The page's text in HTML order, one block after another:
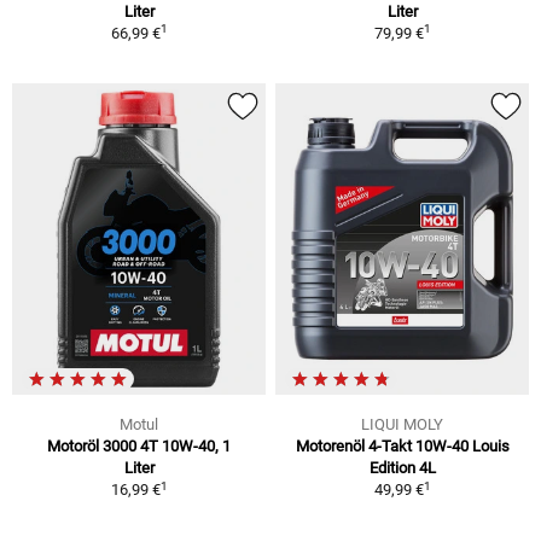
Liter
66,99 €1
Liter
79,99 €1
Motul
Motoröl 3000 4T 10W-40, 1
Liter
16,99 €1
LIQUI MOLY
Motorenöl 4-Takt 10W-40 Louis
Edition 4L
49,99 €1